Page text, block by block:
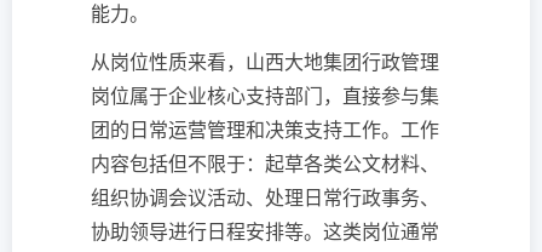
能力。
从岗位性质来看，山西大地集团行政管理
岗位属于企业核心支持部门，直接参与集
团的日常运营管理和决策支持工作。工作
内容包括但不限于：起草各类公文材料、
组织协调会议活动、处理日常行政事务、
协助领导进行日程安排等。这类岗位通常